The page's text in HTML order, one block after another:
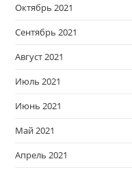
Октябрь 2021
Сентябрь 2021
Август 2021
Июль 2021
Июнь 2021
Май 2021
Апрель 2021